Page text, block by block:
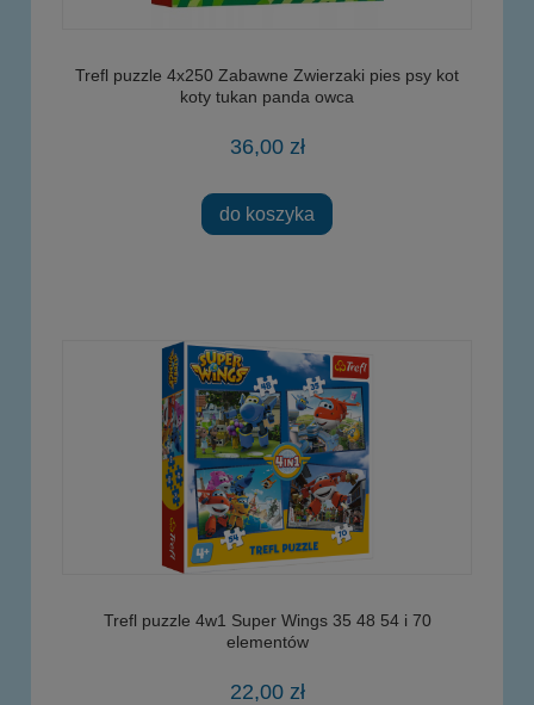
Trefl puzzle 4x250 Zabawne Zwierzaki pies psy kot
koty tukan panda owca
36,00 zł
do koszyka
Trefl puzzle 4w1 Super Wings 35 48 54 i 70
elementów
22,00 zł